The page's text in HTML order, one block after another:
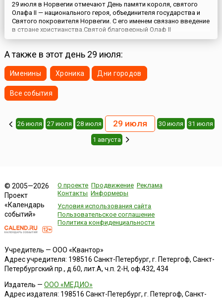
29 июля в Норвегии отмечают День памяти короля, святого
Олафа II — национального героя, объединителя государства и
Святого покровителя Норвегии. С его именем связано введение
в стране христианства.Святой благоверный Олаф II
Харальдссон (норв. Olav den hellige/Heilag Olav), король
был в течение многих столетий одним из самых почитаемых с...
А также в этот день 29 июля:
Именины Хроника Дни городов
Все события
26 июля 27 июля 28 июля 29 июля 30 июля 31 июля
1 августа
© 2005—2026
Проект
«Календарь
событий»
О проекте Продвижение Реклама
Контакты Информеры
Условия использования сайта
Пользовательское соглашение
Политика конфиденциальности
Учредитель — ООО «Квантор»
Адрес учредителя: 198516 Санкт-Петербург, г. Петергоф, Санкт-
Петербургский пр., д.60, лит.А, ч.п. 2-Н, оф.432, 434
Издатель — ООО «МЕДИО»
Адрес издателя: 198516 Санкт-Петербург, г. Петергоф, Санкт-